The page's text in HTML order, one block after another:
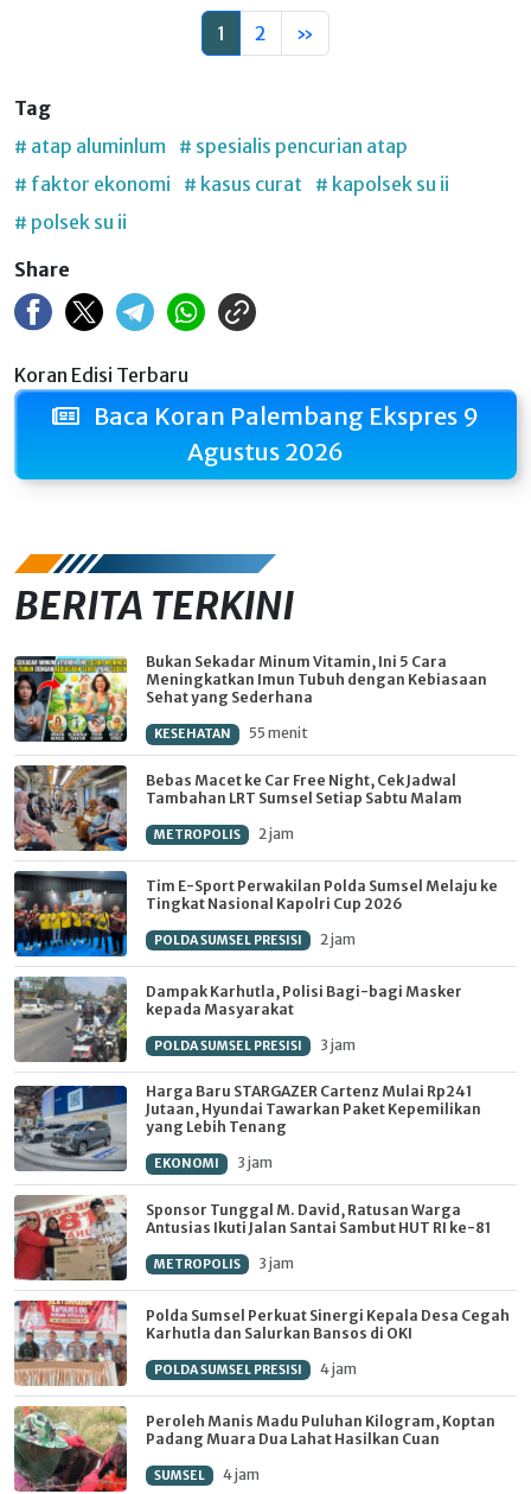
1 2 »
Tag
# atap aluminlum # spesialis pencurian atap
# faktor ekonomi
# kasus curat
# kapolsek su ii
# polsek su ii
Share
Koran Edisi Terbaru
Baca Koran Palembang Ekspres 9
Agustus 2026
BERITA TERKINI
Bukan Sekadar Minum Vitamin, Ini 5 Cara
Meningkatkan Imun Tubuh dengan Kebiasaan
Sehat yang Sederhana
KESEHATAN 55 menit
Bebas Macet ke Car Free Night, Cek Jadwal
Tambahan LRT Sumsel Setiap Sabtu Malam
METROPOLIS 2 jam
Tim E-Sport Perwakilan Polda Sumsel Melaju ke
Tingkat Nasional Kapolri Cup 2026
POLDA SUMSEL PRESISI 2 jam
Dampak Karhutla, Polisi Bagi-bagi Masker
kepada Masyarakat
POLDA SUMSEL PRESISI 3 jam
Harga Baru STARGAZER Cartenz Mulai Rp241
Jutaan, Hyundai Tawarkan Paket Kepemilikan
yang Lebih Tenang
EKONOMI 3 jam
Sponsor Tunggal M. David, Ratusan Warga
Antusias Ikuti Jalan Santai Sambut HUT RI ke-81
METROPOLIS 3 jam
Polda Sumsel Perkuat Sinergi Kepala Desa Cegah
Karhutla dan Salurkan Bansos di OKI
POLDA SUMSEL PRESISI 4 jam
Peroleh Manis Madu Puluhan Kilogram, Koptan
Padang Muara Dua Lahat Hasilkan Cuan
SUMSEL 4 jam